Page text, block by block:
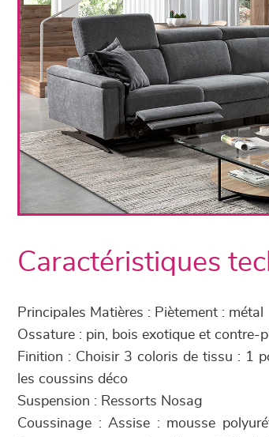
Caractéristiques
Principales Matières : Piètement : métal
Ossature : pin, bois exotique et contre-
Finition : Choisir 3 coloris de tissu : 1
les coussins déco
Suspension : Ressorts Nosag
Coussinage : Assise : mousse